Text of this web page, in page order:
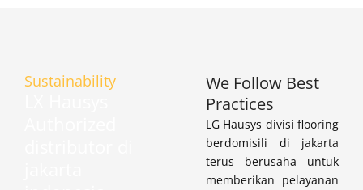
Sustainability
We Follow Best
Practices
LG Hausys divisi flooring
berdomisili di jakarta
terus berusaha untuk
memberikan pelayanan